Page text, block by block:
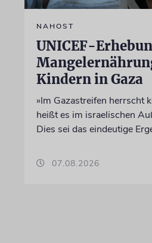
NAHOST
UNICEF-
Kindern in Gaza
»Im Gazastreifen herrscht
heißt es im israelischen
Dies sei das eindeutige
07.08.2026